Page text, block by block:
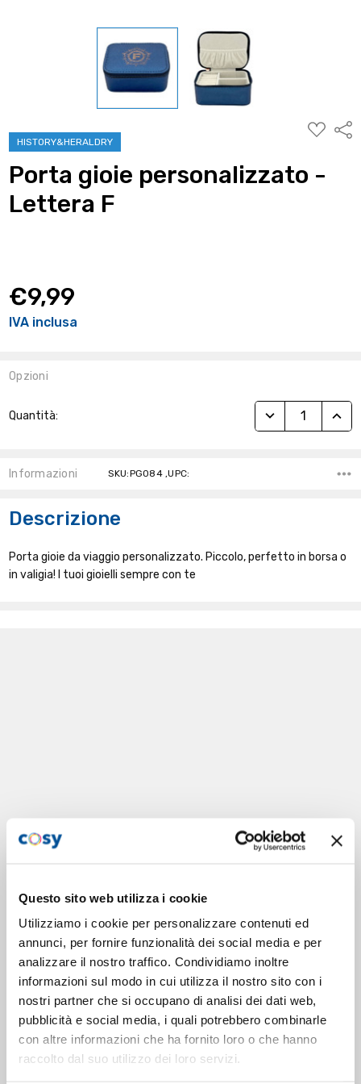
Questo sito web utilizza i cookie
Utilizziamo i cookie per personalizzare contenuti ed
annunci, per fornire funzionalità dei social media e per
analizzare il nostro traffico. Condividiamo inoltre
informazioni sul modo in cui utilizza il nostro sito con i
nostri partner che si occupano di analisi dei dati web,
pubblicità e social media, i quali potrebbero combinarle
con altre informazioni che ha fornito loro o che hanno
raccolto dal suo utilizzo dei loro servizi.
HISTORY&HERALDRY
ALLA
Porta gioie personalizzato -
Lettera F
€9,99
IVA inclusa
Opzioni
Attuale:
Quantità: RIDUCI
Informazioni SKU:PG084 ,UPC:
Descrizione
Porta gioie da viaggio personalizzato. Piccolo, perfetto in borsa o
in valigia! I tuoi gioielli sempre con te